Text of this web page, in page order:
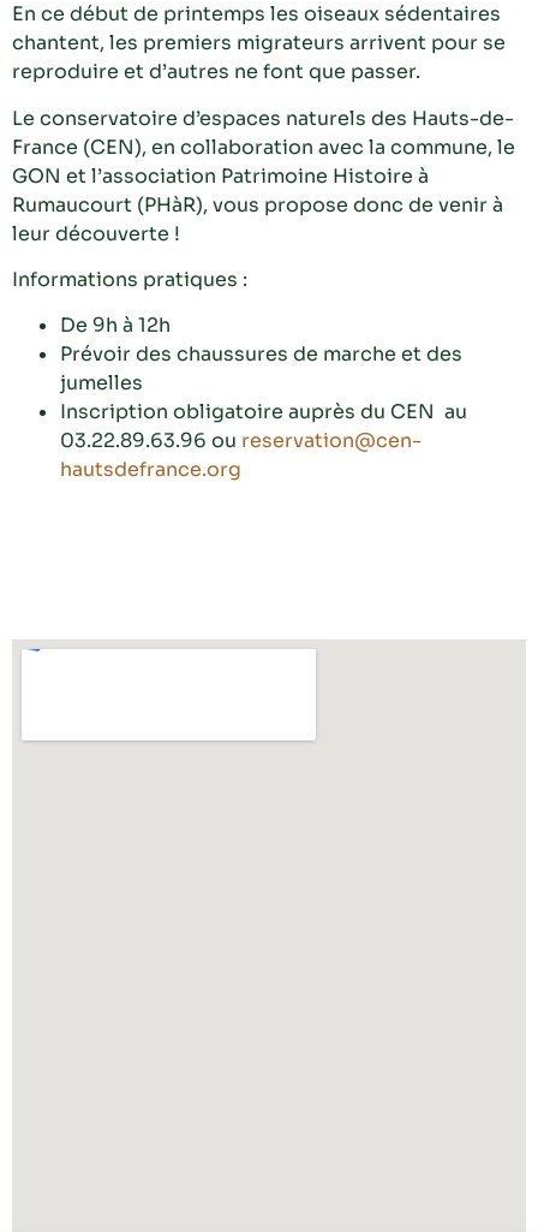
En ce début de printemps les oiseaux sédentaires
chantent, les premiers migrateurs arrivent pour se
reproduire et d’autres ne font que passer.
Le conservatoire d’espaces naturels des Hauts-de-
France (CEN), en collaboration avec la commune, le
GON et l’association Patrimoine Histoire à
Rumaucourt (PHàR), vous propose donc de venir à
leur découverte !
Informations pratiques :
De 9h à 12h
Prévoir des chaussures de marche et des
jumelles
Inscription obligatoire auprès du CEN au
03.22.89.63.96 ou reservation@cen-
hautsdefrance.org